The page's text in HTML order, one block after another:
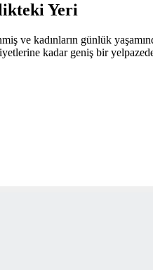
Yeri
ve kadınların günlük
kadar geniş bir